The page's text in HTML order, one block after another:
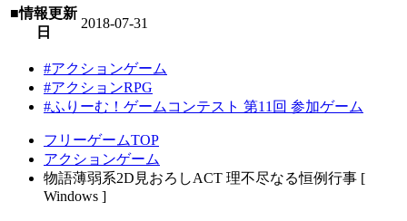
■情報更新
日
2018-07-31
#アクションゲーム
#アクションRPG
#ふりーむ！ゲームコンテスト 第11回 参加ゲーム
フリーゲームTOP
アクションゲーム
物語薄弱系2D見おろしACT 理不尽なる恒例行事 [
Windows ]